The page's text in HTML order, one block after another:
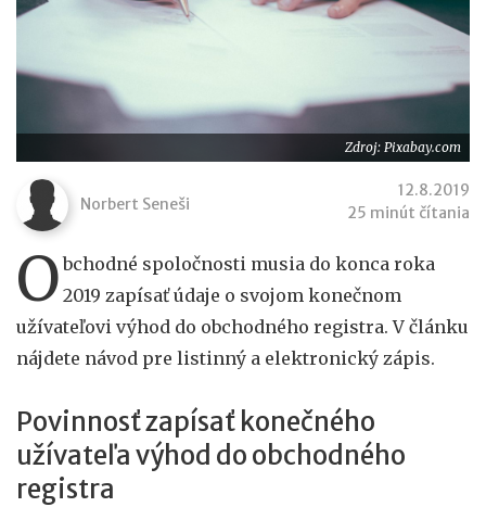
Zdroj: Pixabay.com
Norbert Seneši
12.8.2019
25 minút čítania
O bchodné spoločnosti musia do konca roka
2019 zapísať údaje o svojom konečnom
užívateľovi výhod do obchodného registra. V článku
nájdete návod pre listinný a elektronický zápis.
Povinnosť zapísať konečného
užívateľa výhod do obchodného
registra